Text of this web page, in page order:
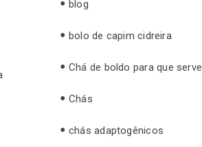
blog
bolo de capim cidreira
Chá de boldo para que serve
Chás
chás adaptogênicos